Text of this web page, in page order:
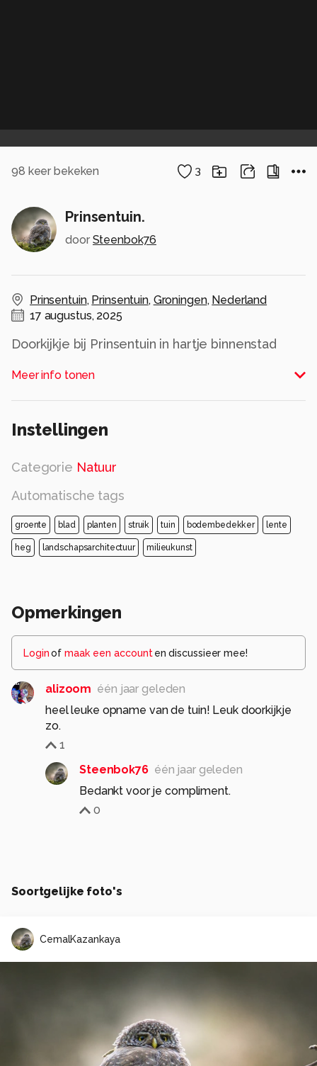
98 keer bekeken 3
Prinsentuin.
door Steenbok76
Prinsentuin, Prinsentuin, Groningen, Nederland
17 augustus, 2025
Doorkijkje bij Prinsentuin in hartje binnenstad
Meer info tonen
Instellingen
Categorie Natuur
Automatische tags
groente blad planten struik tuin bodembedekker lente
heg landschapsarchitectuur milieukunst
Opmerkingen
Loginof maak een account en discussieer mee!
alizoom één jaar geleden
heel leuke opname van de tuin! Leuk doorkijkje
zo.
1
Steenbok76 één jaar geleden
Bedankt voor je compliment.
0
Soortgelijke foto's
CemalKazankaya